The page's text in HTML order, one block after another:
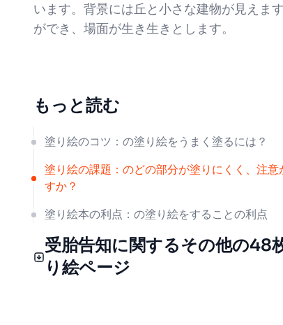
います。背景には丘と小さな建物が見えま
ができ、場面が生き生きとします。
もっと読む
塗り絵のコツ：の塗り絵をうまく塗るには？
塗り絵の課題：のどの部分が塗りにくく、注意
すか？
塗り絵本の利点：の塗り絵をすることの利点
受胎告知に関するその他の48
り絵ページ